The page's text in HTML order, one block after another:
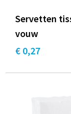
Servetten
vouw
€ 0,27